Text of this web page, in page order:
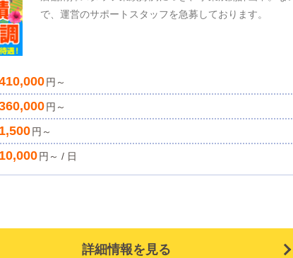
で、運営のサポートスタッフを急募しております。
円～
円～
1,500円～
10,000円～ / 日
詳細情報を見る